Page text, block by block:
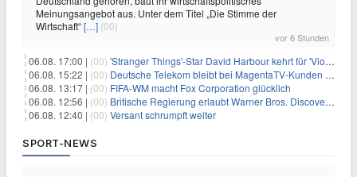
Meinungsangebot aus. Unter dem Titel „Die Stimme der
Wirtschaft“[…] (00)
vor 6 Stunden
06.08. 17:00 | (00) 'Stranger Things'-Star David Harbour kehrt für 'Violent Night 2' zurück – Kristen Bell stößt zur Besetzung
06.08. 15:22 | (00) Deutsche Telekom bleibt bei MagentaTV-Kunden vage
06.08. 13:17 | (00) FIFA-WM macht Fox Corporation glücklich
06.08. 12:56 | (00) Britische Regierung erlaubt Warner Bros. Discovery-Übernahme
06.08. 12:40 | (00) Versant schrumpft weiter
SPORT-NEWS